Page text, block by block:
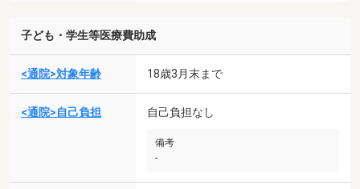
子ども・学生等医療費助成
<通院>対象年齢 18歳3月末まで
<通院>自己負担 自己負担なし
備考
-